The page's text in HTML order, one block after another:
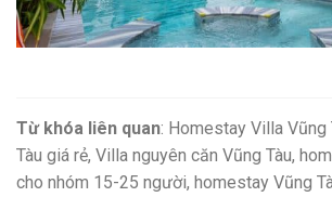
Từ khóa liên quan: Homestay Villa Vũng
Tàu giá rẻ, Villa nguyên căn Vũng Tàu,
cho nhóm 15-25 người, homestay Vũng